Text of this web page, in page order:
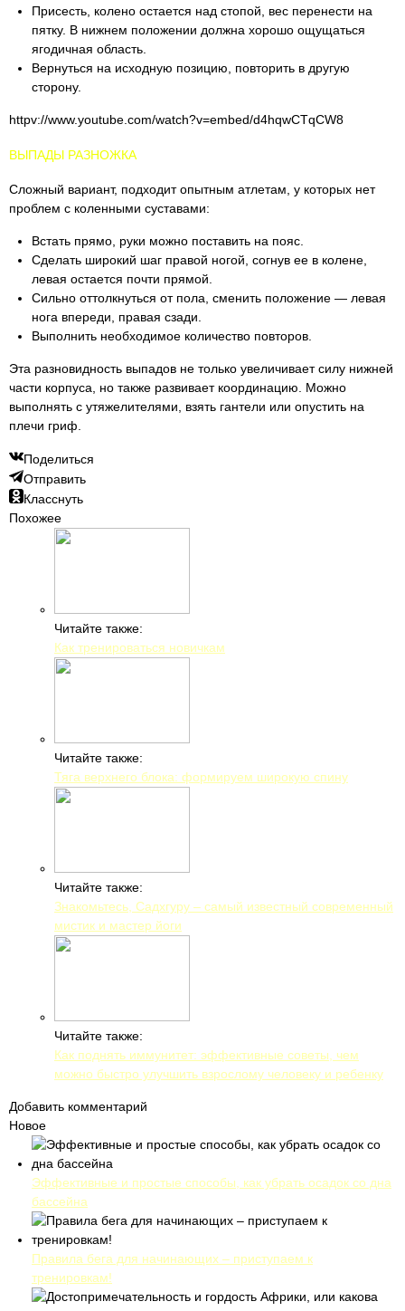
Присесть, колено остается над стопой, вес перенести на
пятку. В нижнем положении должна хорошо ощущаться
ягодичная область.
Вернуться на исходную позицию, повторить в другую
сторону.
httpv://www.youtube.com/watch?v=embed/d4hqwCTqCW8
ВЫПАДЫ РАЗНОЖКА
Сложный вариант, подходит опытным атлетам, у которых нет
проблем с коленными суставами:
Встать прямо, руки можно поставить на пояс.
Сделать широкий шаг правой ногой, согнув ее в колене,
левая остается почти прямой.
Сильно оттолкнуться от пола, сменить положение — левая
нога впереди, правая сзади.
Выполнить необходимое количество повторов.
Эта разновидность выпадов не только увеличивает силу нижней
части корпуса, но также развивает координацию. Можно
выполнять с утяжелителями, взять гантели или опустить на
плечи гриф.
Поделиться
Отправить
Класснуть
Похожее
Читайте также:
Как тренироваться новичкам
Читайте также:
Тяга верхнего блока: формируем широкую спину
Читайте также:
Знакомьтесь, Садхгуру – самый известный современный
мистик и мастер йоги
Читайте также:
Как поднять иммунитет: эффективные советы, чем
можно быстро улучшить взрослому человеку и ребенку
Добавить комментарий
Новое
Эффективные и простые способы, как убрать осадок со дна
бассейна
Правила бега для начинающих – приступаем к
тренировкам!